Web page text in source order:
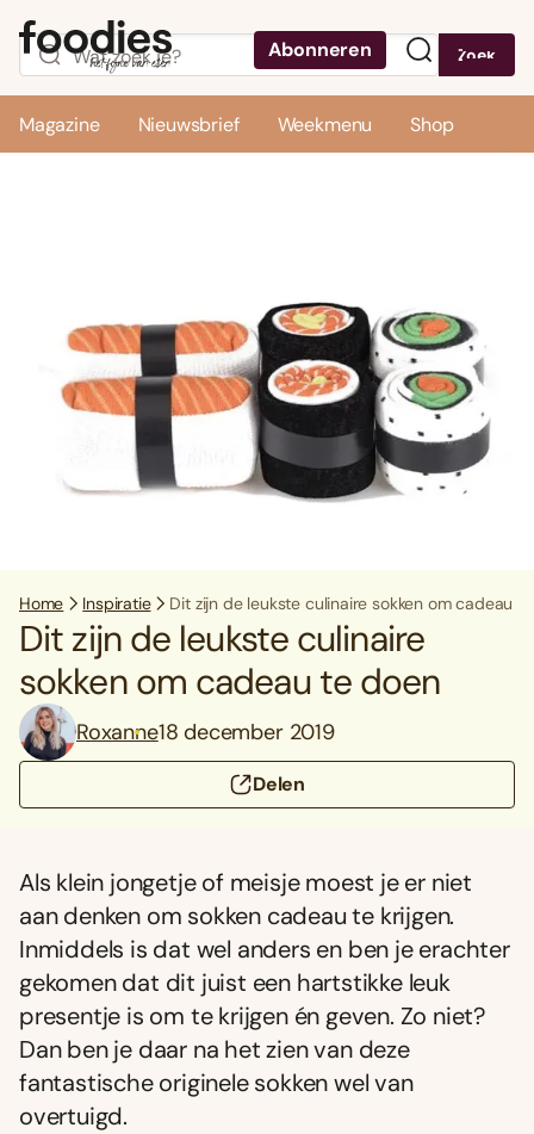
Abonneren Zoek
Magazine Nieuwsbrief Weekmenu Shop
Home Inspiratie Dit zijn de leukste culinaire sokken om cadeau
Dit zijn de leukste culinaire
sokken om cadeau te doen
Roxanne18 december 2019
Delen
Als klein jongetje of meisje moest je er niet
aan denken om sokken cadeau te krijgen.
Inmiddels is dat wel anders en ben je erachter
gekomen dat dit juist een hartstikke leuk
presentje is om te krijgen én geven. Zo niet?
Dan ben je daar na het zien van deze
fantastische originele sokken wel van
overtuigd.